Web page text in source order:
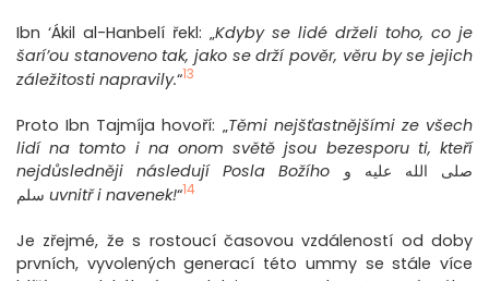
Ibn ‘Ákil al-Hanbelí řekl: „Kdyby se lidé drželi toho, co je
šarí’ou stanoveno tak, jako se drží pověr, věru by se jejich
záležitosti napravily.“13
Proto Ibn Tajmíja hovoří: „Těmi nejšťastnějšími ze všech
lidí na tomto i na onom světě jsou bezesporu ti, kteří
nejdůsledněji následují Posla Božího
uvnitř i navenek!“14
Je zřejmé, že s rostoucí časovou vzdáleností od doby
prvních, vyvolených generací této ummy se stále více